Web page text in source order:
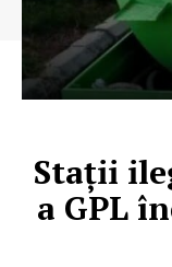
Stații
a GPL